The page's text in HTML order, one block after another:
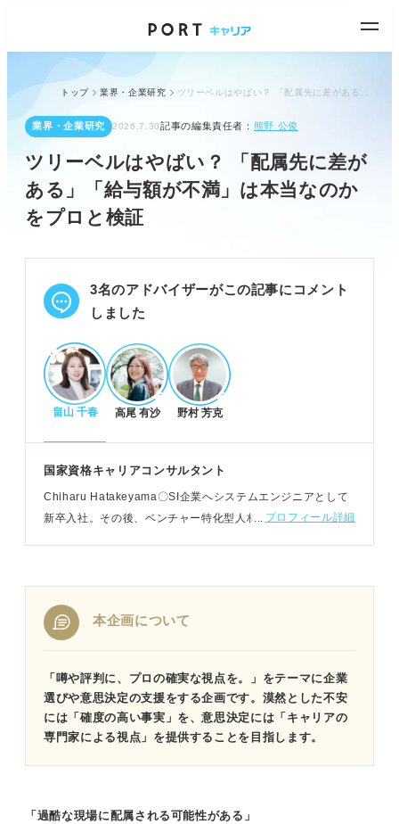
トップ 業界・企業研究
業界・企業研究 2026.7.30記事の編集責任者： 熊野 公俊
ツリーベルはやばい？ 「配属先に差が
ある」「給与額が不満」は本当なのか
をプロと検証
3名のアドバイザーがこの記事にコメント
しました
畠山 千春 高尾 有沙 野村 芳克
国家資格キャリアコンサルタント
Chiharu Hatakeyama〇SI企業へシステムエンジニアとして
新卒入社。その後、ベンチャー特化型人材会社に転職し、キ
プロフィール詳細
本企画について
「噂や評判に、プロの確実な視点を。」をテーマに企業
選びや意思決定の支援をする企画です。漠然とした不安
には「確度の高い事実」を、意思決定には「キャリアの
専門家による視点」を提供することを目指します。
「過酷な現場に配属される可能性がある」